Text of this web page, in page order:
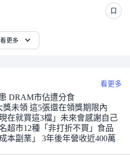
看更多
看更多
DRAM市佔遭分食
未領 這5張還在領獎期限內
在就買這3檔」未來會感謝自己
超市12種「非打折不買」食品
本副業」 3年後年營收近400萬